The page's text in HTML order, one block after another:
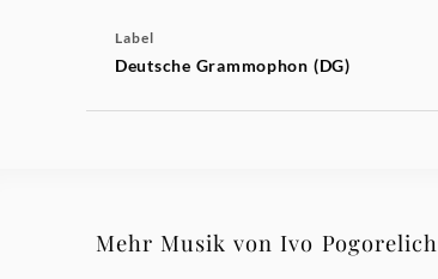
Label
Deutsche Grammophon (DG)
Mehr Musik von Ivo Pogorelich